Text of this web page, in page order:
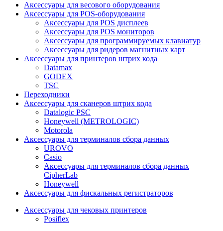
Аксессуары для весового оборудования
Аксессуары для POS-оборудования
Аксессуары для POS дисплеев
Аксессуары для POS мониторов
Аксессуары для программируемых клавиатур
Аксессуары для ридеров магнитных карт
Аксессуары для принтеров штрих кода
Datamax
GODEX
TSC
Переходники
Аксессуары для сканеров штрих кода
Datalogic PSC
Honeywell (METROLOGIC)
Motorola
Аксессуары для терминалов сбора данных
UROVO
Casio
Аксессуары для терминалов сбора данных
CipherLab
Honeywell
Аксессуары для фискальных регистраторов
Аксессуары для чековых принтеров
Posiflex